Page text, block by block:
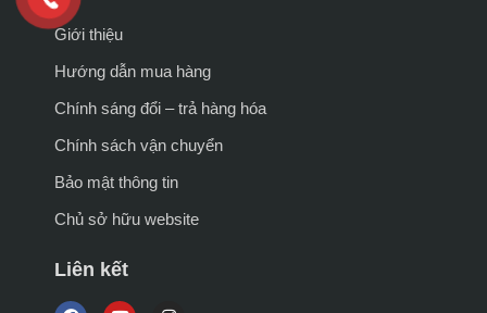
Giới thiệu
Hướng dẫn mua hàng
Chính sáng đổi – trả hàng hóa
Chính sách vận chuyển
Bảo mật thông tin
Chủ sở hữu website
Liên kết